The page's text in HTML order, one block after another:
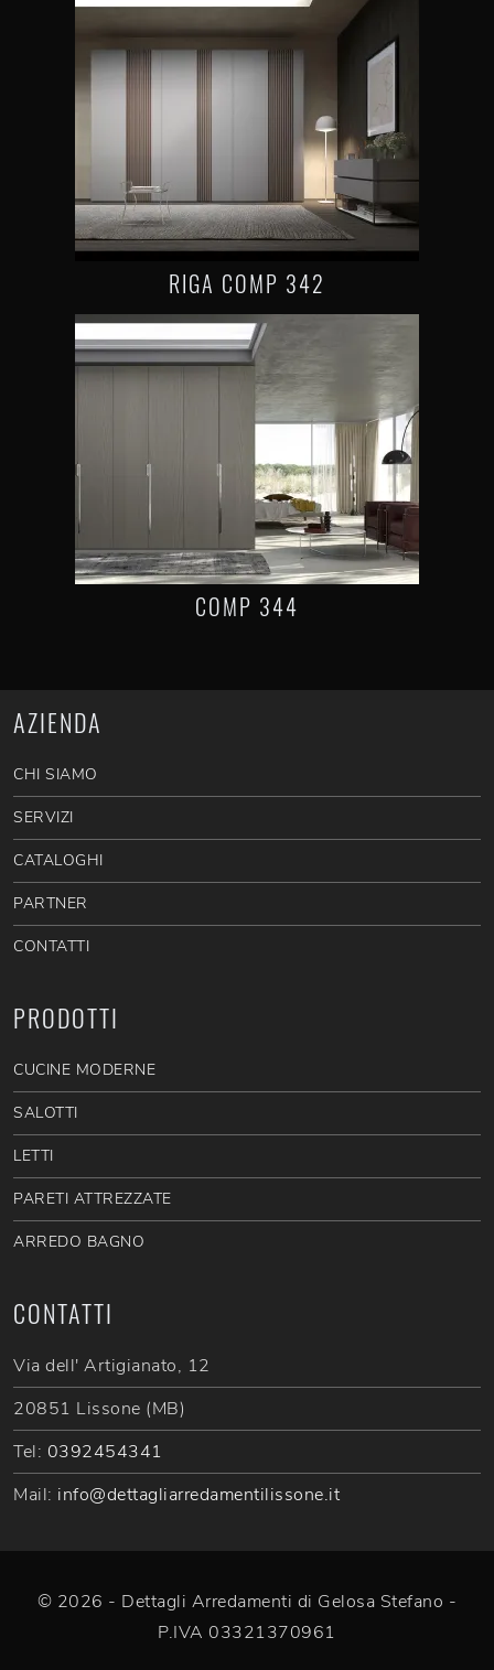
RIGA COMP 342
COMP 344
AZIENDA
CHI SIAMO
SERVIZI
CATALOGHI
PARTNER
CONTATTI
PRODOTTI
CUCINE MODERNE
SALOTTI
LETTI
PARETI ATTREZZATE
ARREDO BAGNO
CONTATTI
Via dell' Artigianato, 12
20851 Lissone (MB)
Tel: 0392454341
Mail: info@dettagliarredamentilissone.it
© 2026 - Dettagli Arredamenti di Gelosa Stefano -
P.IVA 03321370961